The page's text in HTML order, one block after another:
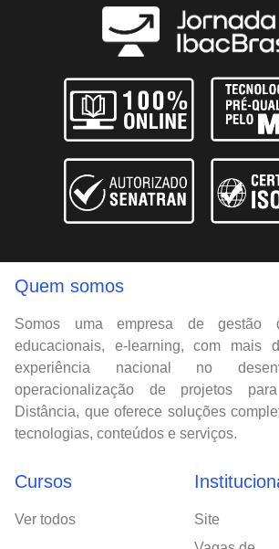
Quem somos
Somos uma empresa de gestão
educacionais, e-learning, com mais
experiência nacional no
operacionalização de projetos
Distância, que oferece soluções
tecnologias, conteúdos e serviços.
Cursos
Ver todos
Site